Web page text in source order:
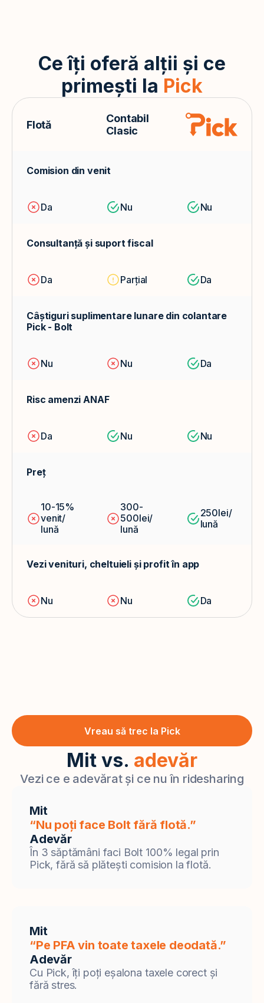
Ce îți oferă alții și ce
primești la Pick
Flotă
Contabil
Clasic
Comision din venit
Da Nu Nu
Consultanță și suport fiscal
Da Parțial Da
Câștiguri suplimentare lunare din colantare
Pick - Bolt
Nu Nu Da
Risc amenzi ANAF
Da Nu Nu
Preț
10-15%
venit/
lună
300-
500lei/
lună
250lei/
lună
Vezi venituri, cheltuieli și profit în app
Nu Nu Da
Vreau să trec la Pick
Mit vs. adevăr
Vezi ce e adevărat și ce nu în ridesharing
Mit
“Nu poți face Bolt fără flotă.”
Adevăr
În 3 săptămâni faci Bolt 100% legal prin
Pick, fără să plătești comision la flotă.
Mit
“Pe PFA vin toate taxele deodată.”
Adevăr
Cu Pick, îți poți eșalona taxele corect și
fără stres.